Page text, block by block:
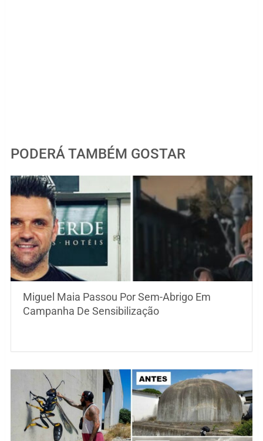
PODERÁ TAMBÉM GOSTAR
Miguel Maia Passou Por Sem-Abrigo Em
Campanha De Sensibilização